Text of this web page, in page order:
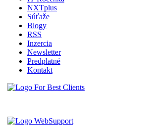
NXTplus
Súťaže
Blogy
RSS
Inzercia
Newsletter
Predplatné
Kontakt